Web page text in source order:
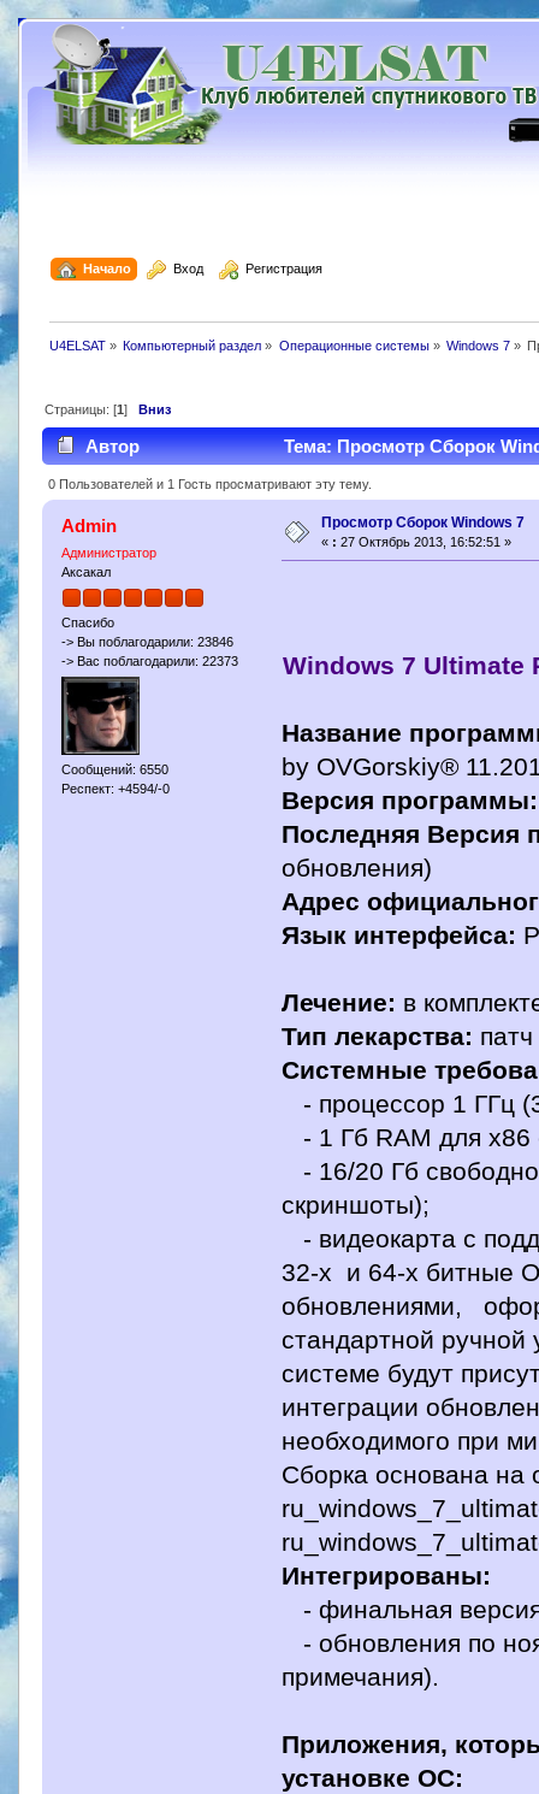
Начало Вход Регистрация
U4ELSAT» Компьютерный раздел » Операционные системы» Windows 7»
Страницы: [1] Вниз
Автор Тема: Просмотр Сборок
0 Пользователей и 1 Гость просматривают эту тему.
Admin
Администратор
Аксакал
Спасибо
-> Вы поблагодарили: 23846
-> Вас поблагодарили: 22373
Сообщений: 6550
Респект: +4594/-0
Просмотр Сборок Windows 7
« : 27 Октябрь 2013, 16:52:51 »
Windows 7 Ultimate
Название
by OVGorskiy®
Версия программы:
Последняя Версия
обновления)
Адрес
Язык интерфейса:
Лечение: в
Тип лекарства: патч
Системные
- процессор 1 ГГц
- 1 Гб RAM для
- 16/20 Гб
скриншоты);
- видеокарта с
32-х и 64-х битные
обновлениями,
стандартной ручной
системе будут
интеграции
необходимого при
Сборка основана на
Интегрированы:
- финальная
- обновления по
примечания).
Приложения,
установке ОС: